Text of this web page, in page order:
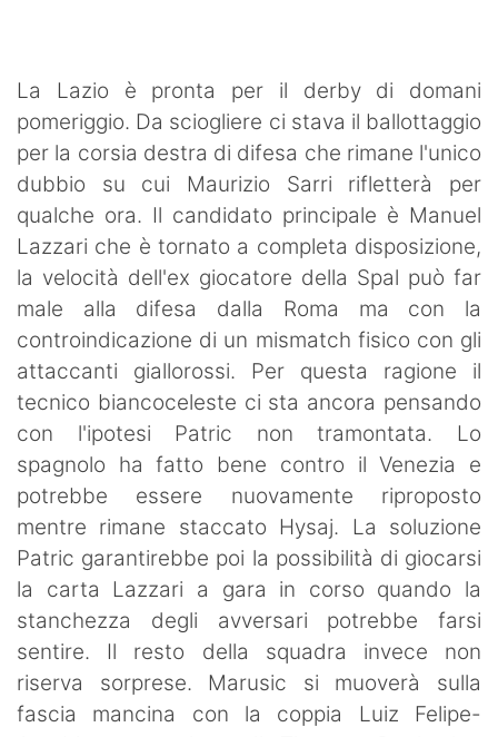
La Lazio è pronta per il derby di domani
pomeriggio. Da sciogliere ci stava il ballottaggio
per la corsia destra di difesa che rimane l'unico
dubbio su cui Maurizio Sarri rifletterà per
qualche ora. Il candidato principale è Manuel
Lazzari che è tornato a completa disposizione,
la velocità dell'ex giocatore della Spal può far
male alla difesa dalla Roma ma con la
controindicazione di un mismatch fisico con gli
attaccanti giallorossi. Per questa ragione il
tecnico biancoceleste ci sta ancora pensando
con l'ipotesi Patric non tramontata. Lo
spagnolo ha fatto bene contro il Venezia e
potrebbe essere nuovamente riproposto
mentre rimane staccato Hysaj. La soluzione
Patric garantirebbe poi la possibilità di giocarsi
la carta Lazzari a gara in corso quando la
stanchezza degli avversari potrebbe farsi
sentire. Il resto della squadra invece non
riserva sorprese. Marusic si muoverà sulla
fascia mancina con la coppia Luiz Felipe-